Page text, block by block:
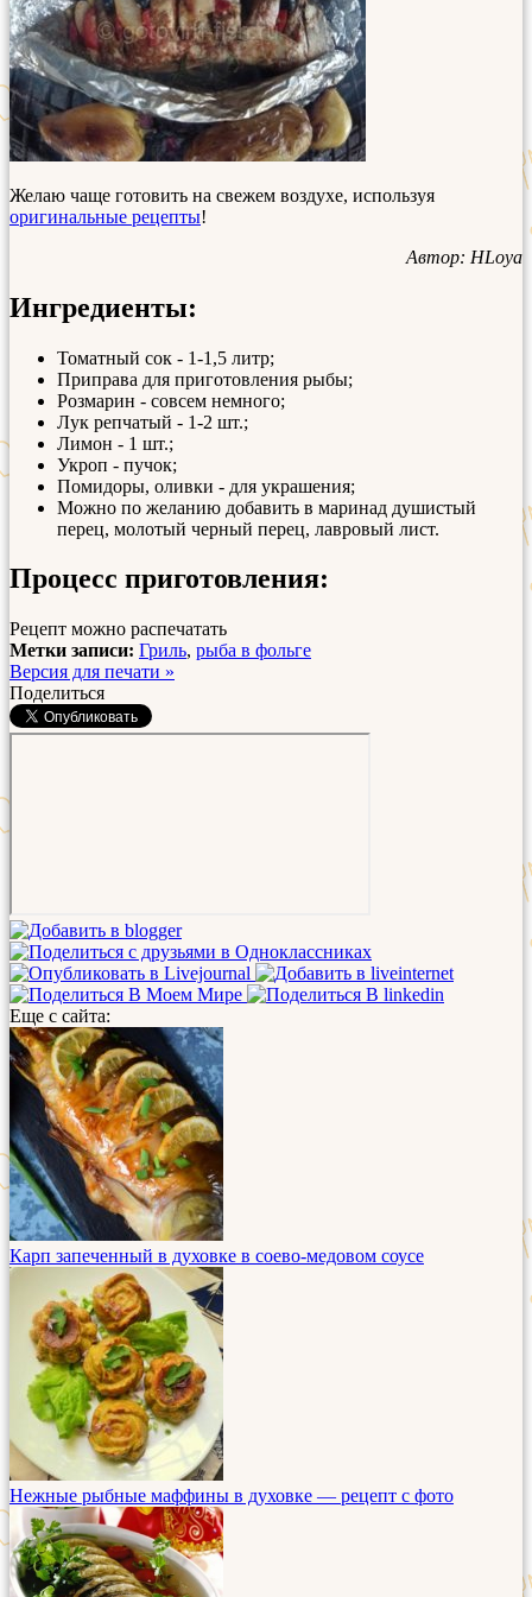
Желаю чаще готовить на свежем воздухе, используя
оригинальные рецепты!
Автор: HLoya
Ингредиенты:
Томатный сок - 1-1,5 литр;
Приправа для приготовления рыбы;
Розмарин - совсем немного;
Лук репчатый - 1-2 шт.;
Лимон - 1 шт.;
Укроп - пучок;
Помидоры, оливки - для украшения;
Можно по желанию добавить в маринад душистый
перец, молотый черный перец, лавровый лист.
Процесс приготовления:
Рецепт можно распечатать
Метки записи: Гриль, рыба в фольге
Версия для печати »
Поделиться
Еще с сайта:
Карп запеченный в духовке в соево-медовом соусе
Нежные рыбные маффины в духовке — рецепт с фото